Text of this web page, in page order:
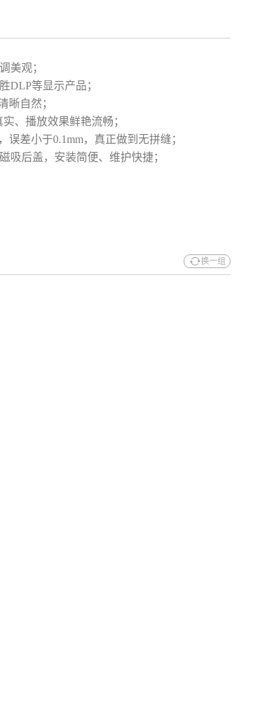
美观；
DLP等显示产品；
晰自然；
、播放效果鲜艳流畅；
差小于0.1mm，真正做到无拼缝；
吸后盖，安装简便、维护快捷；
换一组